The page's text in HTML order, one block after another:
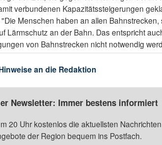
verbundenen Kapazitätssteigerungen
Menschen haben an allen
Lärmschutz an der Bahn. Das entspricht
von Bahnstrecken nicht notwendig
an die Redaktion
Newsletter: Immer bestens informiert
20 Uhr kostenlos die aktuellsten
der Region bequem ins Postfach.